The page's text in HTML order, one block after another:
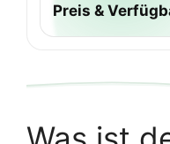
Preis &